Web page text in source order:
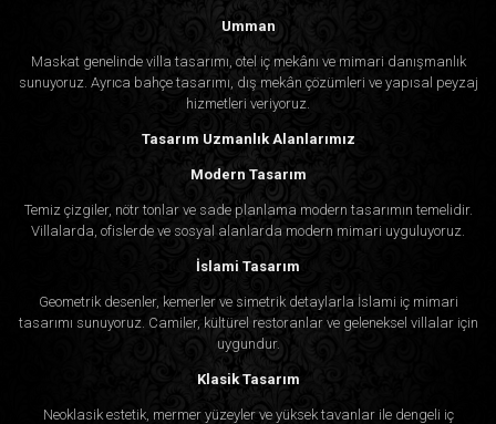
Umman
Maskat genelinde villa tasarımı, otel iç mekânı ve mimari danışmanlık
sunuyoruz. Ayrıca bahçe tasarımı, dış mekân çözümleri ve yapısal peyzaj
hizmetleri veriyoruz.
Tasarım Uzmanlık Alanlarımız
Modern Tasarım
Temiz çizgiler, nötr tonlar ve sade planlama modern tasarımın temelidir.
Villalarda, ofislerde ve sosyal alanlarda modern mimari uyguluyoruz.
İslami Tasarım
Geometrik desenler, kemerler ve simetrik detaylarla İslami iç mimari
tasarımı sunuyoruz. Camiler, kültürel restoranlar ve geleneksel villalar için
uygundur.
Klasik Tasarım
Neoklasik estetik, mermer yüzeyler ve yüksek tavanlar ile dengeli iç